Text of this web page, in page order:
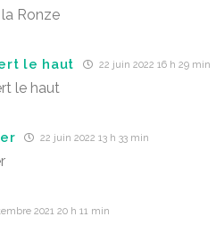
Ronze
le haut 22 juin 2022 16 h 29 min
le haut
22 juin 2022 13 h 33 min
2021 20 h 11 min